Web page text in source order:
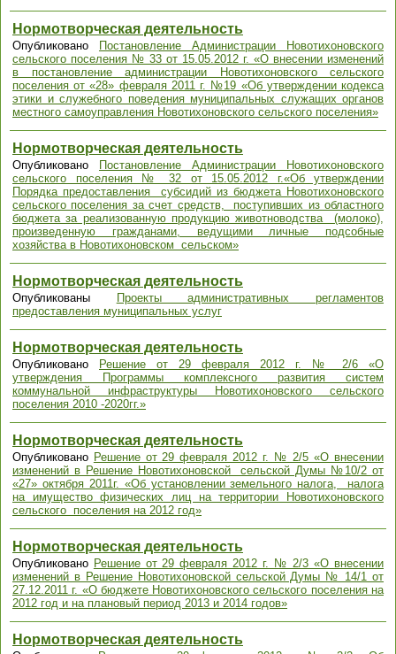
Нормотворческая деятельность
Опубликовано
Постановление Администрации Новотихоновского
сельского поселения № 33 от 15.05.2012 г. «О внесении изменений
в постановление администрации Новотихоновского сельского
поселения от «28» февраля 2011 г. №19 «Об утверждении кодекса
этики и служебного поведения муниципальных служащих органов
местного самоуправления Новотихоновского сельского поселения»
Нормотворческая деятельность
Опубликовано
Постановление Администрации Новотихоновского
сельского поселения № 32 от 15.05.2012 г.«Об утверждении
Порядка предоставления субсидий из бюджета Новотихоновского
сельского поселения за счет средств, поступивших из областного
бюджета за реализованную продукцию животноводства (молоко),
произведенную гражданами, ведущими личные подсобные
хозяйства в Новотихоновском сельском»
Нормотворческая деятельность
Опубликованы
Проекты административных регламентов
предоставления муниципальных услуг
Нормотворческая деятельность
Опубликовано
Решение от 29 февраля 2012 г. № 2/6 «О
утверждения Программы комплексного развития систем
коммунальной инфраструктуры Новотихоновского сельского
поселения 2010 -2020гг.»
Нормотворческая деятельность
Опубликовано Решение от 29 февраля 2012 г. № 2/5 «О внесении
изменений в Решение Новотихоновской сельской Думы №10/2 от
«27» октября 2011г. «Об установлении земельного налога, налога
на имущество физических лиц на территории Новотихоновского
сельского поселения на 2012 год»
Нормотворческая деятельность
Опубликовано Решение от 29 февраля 2012 г. № 2/3 «О внесении
изменений в Решение Новотихоновской сельской Думы № 14/1 от
27.12.2011 г. «О бюджете Новотихоновского сельского поселения на
2012 год и на плановый период 2013 и 2014 годов»
Нормотворческая деятельность